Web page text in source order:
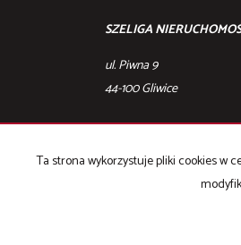
SZELIGA
ul. Piwna 9
44-100 Gliwice
Strona główna
Kontakt
Ta strona wykorzystuje pliki cookies w